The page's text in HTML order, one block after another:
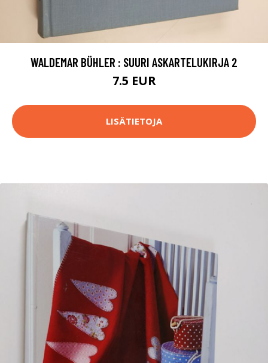
WALDEMAR BÜHLER : SUURI ASKARTELUKIRJA 2
7.5 EUR
LISÄTIETOJA